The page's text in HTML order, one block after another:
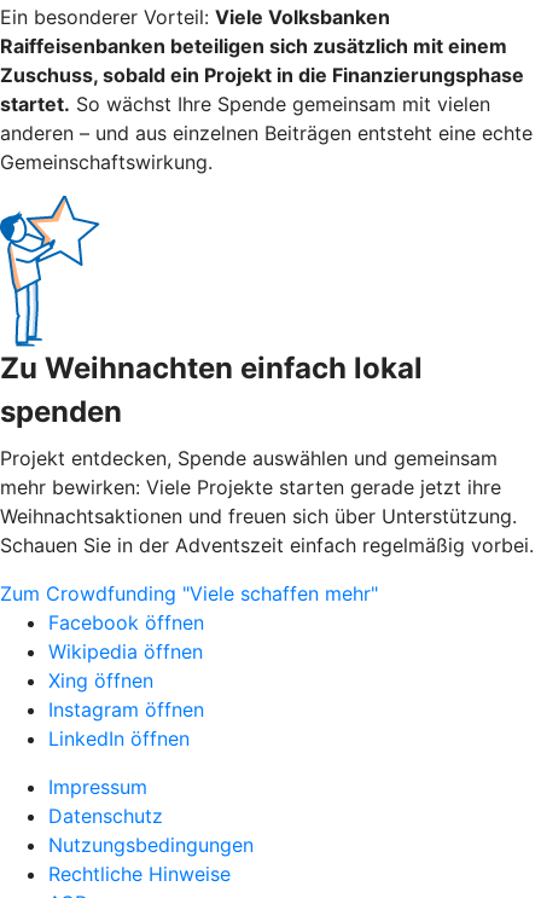
Ein besonderer Vorteil: Viele Volksbanken
Raiffeisenbanken beteiligen sich zusätzlich mit einem
Zuschuss, sobald ein Projekt in die Finanzierungsphase
startet. So wächst Ihre Spende gemeinsam mit vielen
anderen – und aus einzelnen Beiträgen entsteht eine echte
Gemeinschaftswirkung.
Zu Weihnachten einfach lokal
spenden
Projekt entdecken, Spende auswählen und gemeinsam
mehr bewirken: Viele Projekte starten gerade jetzt ihre
Weihnachtsaktionen und freuen sich über Unterstützung.
Schauen Sie in der Adventszeit einfach regelmäßig vorbei.
Zum Crowdfunding "Viele schaffen mehr"
Facebook öffnen
Wikipedia öffnen
Xing öffnen
Instagram öffnen
LinkedIn öffnen
Impressum
Datenschutz
Nutzungsbedingungen
Rechtliche Hinweise